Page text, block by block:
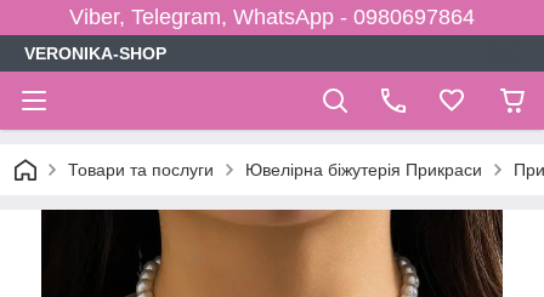
Viber, Telegram, WhatsApp - 0980697864
VERONIKA-SHOP
Товари та послуги Ювелірна біжутерія Прикраси